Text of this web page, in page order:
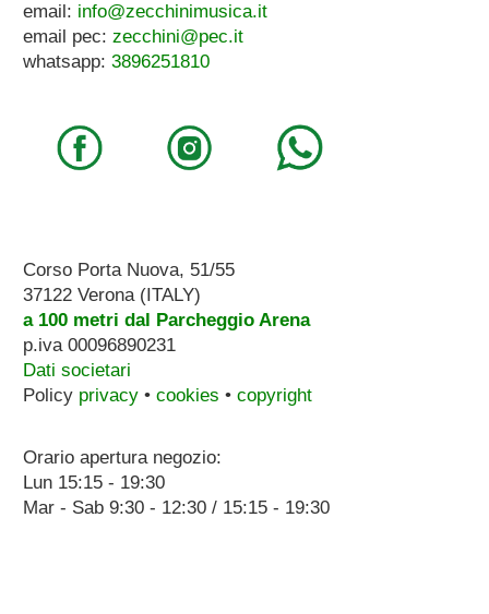
email: info@zecchinimusica.it
email pec: zecchini@pec.it
whatsapp: 3896251810
Corso Porta Nuova, 51/55
37122 Verona (ITALY)
a 100 metri dal Parcheggio Arena
p.iva 00096890231
Dati societari
Policy privacy• cookies • copyright
Orario apertura negozio:
Lun 15:15 - 19:30
Mar - Sab 9:30 - 12:30 / 15:15 - 19:30